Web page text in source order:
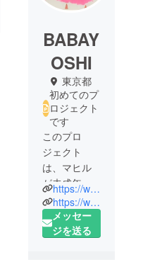
BABAY
OSHI
東京都
初めてのプ
ロジェクト
です
このプロ
ジェクト
は、マヒル
が未成年の
為、マヒル
の父が登
録・運用し
https://www.omoro-invention.com
https://www.youtube.com/channel/UCIQU75xYk-E3Uhb87EUxtIg/featured
メッセー
ジを送る